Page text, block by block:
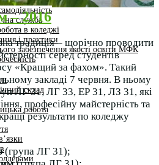
служба
в коледжі
і практики
забезпечення якості освіти МФК
склад
робота
– 2016
традиція – щорічно проводити
серед студентів
«Кращий за фахом». Такий
закладі 7 червня. В ньому
ЛГ 31, ЛГ 33, ЕР 31, ЛЗ 31, які
професійну майстерність та
результати по коледжу
(група ЛГ 31);